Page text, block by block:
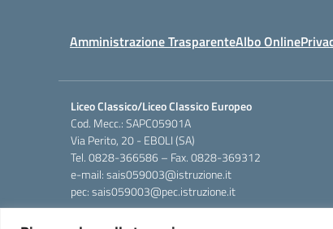
Amministrazione TrasparenteAlbo Online
Liceo Classico/Liceo Classico Europeo
Cod. Mecc.: SAPC05901A
Via Perito, 20 - EBOLI (SA)
Tel. 0828-366586 – Fax. 0828-369312
e-mail: sais059003@istruzione.it
pec: sais059003@pec.istruzione.it